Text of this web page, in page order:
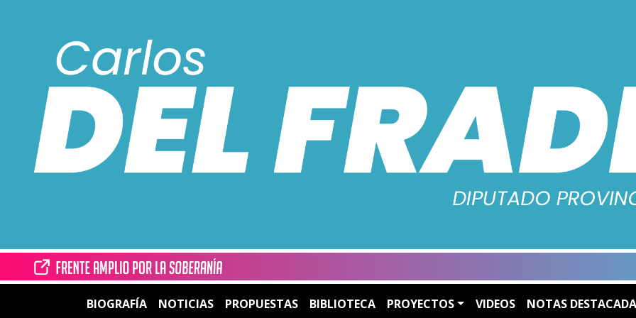
BIOGRAFÍA NOTICIAS PROPUESTAS BIBLIOTECA PROYECTOS VIDEOS NOTAS